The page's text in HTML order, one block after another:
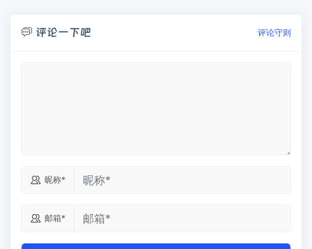
 评论一下吧 评论守则
 昵称*
 邮箱*